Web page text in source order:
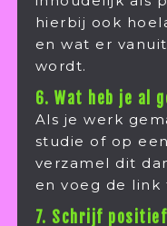
hierbij ook
en wat er
wordt.
6. Wat heb je al
Als je werk
studie of op
verzamel dit
en voeg de link
7. Schrijf positief